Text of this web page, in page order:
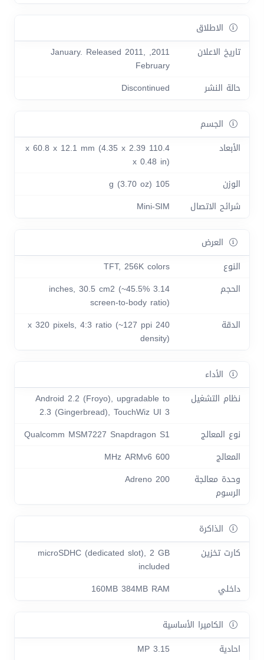
الاطلاق
تاريخ الاعلان
2011, January. Released 2011,
February
حالة النشر
Discontinued
الجسم
الأبعاد
110.4 x 60.8 x 12.1 mm (4.35 x 2.39
x 0.48 in)
الوزن
105 g (3.70 oz)
شرائح الاتصال
Mini-SIM
العرض
النوع
TFT, 256K colors
الحجم
3.14 inches, 30.5 cm2 (~45.5%
screen-to-body ratio)
الدقة
240 x 320 pixels, 4:3 ratio (~127 ppi
density)
الأداء
نظام التشغيل
Android 2.2 (Froyo), upgradable to
2.3 (Gingerbread), TouchWiz UI 3
نوع المعالج
Qualcomm MSM7227 Snapdragon S1
المعالج
600 MHz ARMv6
وحدة معالجة
الرسوم
Adreno 200
الذاكرة
كارت تخزين
microSDHC (dedicated slot), 2 GB
included
داخلي
160MB 384MB RAM
الكاميرا الأساسية
احادية
3.15 MP